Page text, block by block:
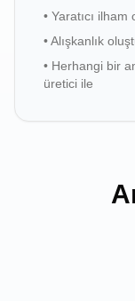
• Yaratıcı
•Alışkanlık
• Herhangi bir
üretici ile